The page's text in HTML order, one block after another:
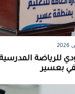
للرياضة
بعسير